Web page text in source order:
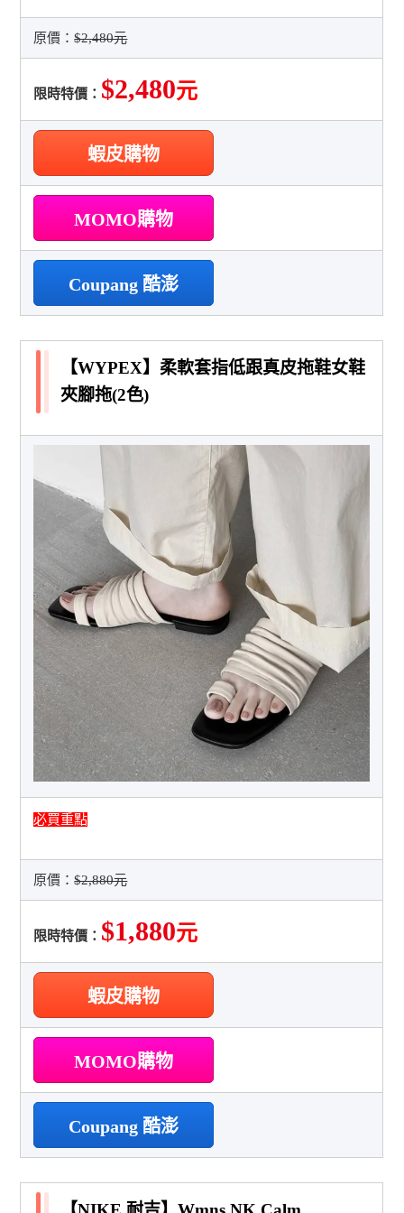
原價：$2,480元
限時特價： $2,480元
蝦皮購物
MOMO購物
Coupang 酷澎
【WYPEX】柔軟套指低跟真皮拖鞋女鞋
夾腳拖(2色)
必買重點
原價：$2,880元
限時特價： $1,880元
蝦皮購物
MOMO購物
Coupang 酷澎